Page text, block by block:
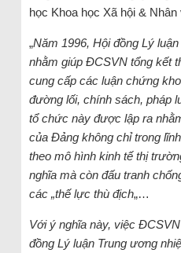
học Khoa học Xã hội &
„Năm 1996, Hội đồng Lý
nhằm giúp ĐCSVN tổng kết
cung cấp các luận chứng
đường lối, chính sách, pháp
tổ chức này được lập ra
của Đảng không chỉ trong
theo mô hình kinh tế thị
nghĩa mà còn đấu tranh
các „thế lực thù địch„…
Với ý nghĩa này, việc
đồng Lý luận Trung ương